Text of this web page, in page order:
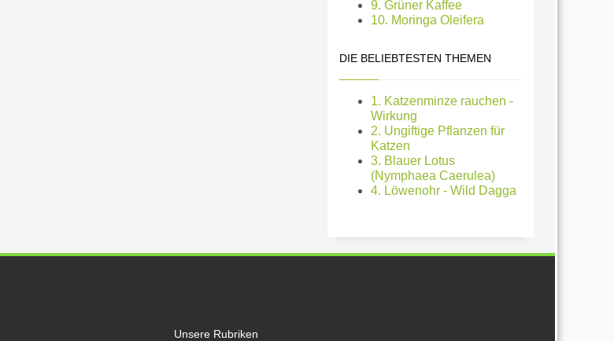
9. Grüner Kaffee
10. Moringa Oleifera
DIE BELIEBTESTEN THEMEN
1. Katzenminze rauchen -
Wirkung
2. Ungiftige Pflanzen für
Katzen
3. Blauer Lotus
(Nymphaea Caerulea)
4. Löwenohr - Wild Dagga
Unsere Rubriken